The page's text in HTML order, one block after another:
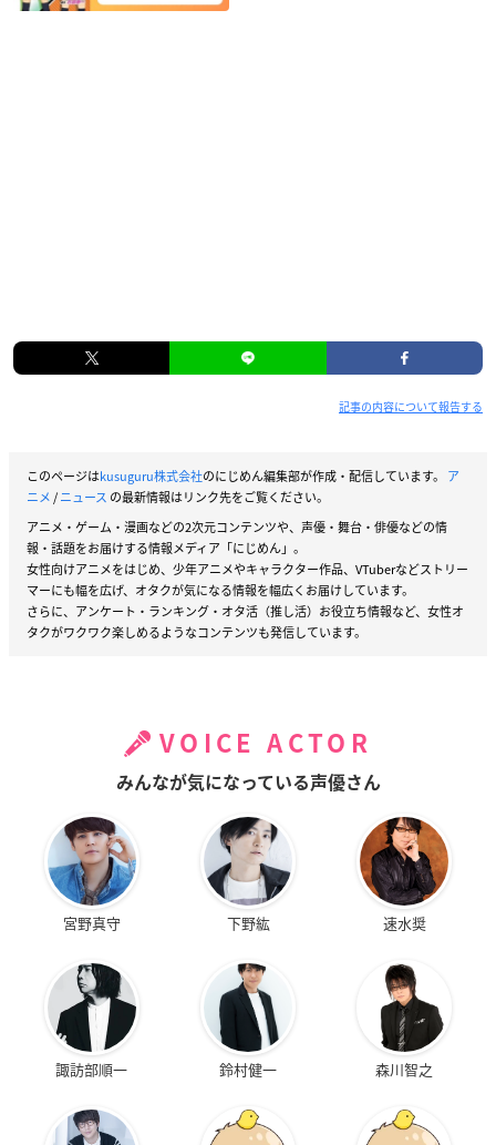
記事の内容について報告する
このページはkusuguru株式会社のにじめん編集部が作成・配信しています。 ア
ニメ/ニュース の最新情報はリンク先をご覧ください。
アニメ・ゲーム・漫画などの2次元コンテンツや、声優・舞台・俳優などの情
報・話題をお届けする情報メディア「にじめん」。
女性向けアニメをはじめ、少年アニメやキャラクター作品、VTuberなどストリー
マーにも幅を広げ、オタクが気になる情報を幅広くお届けしています。
さらに、アンケート・ランキング・オタ活（推し活）お役立ち情報など、女性オ
タクがワクワク楽しめるようなコンテンツも発信しています。
VOICE ACTOR
みんなが気になっている声優さん
宮野真守 下野紘 速水奨
諏訪部順一 鈴村健一 森川智之